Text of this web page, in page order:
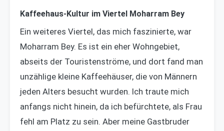
Kaffeehaus-Kultur im Viertel Moharram Bey
Ein weiteres Viertel, das mich faszinierte, war
Moharram Bey. Es ist ein eher Wohngebiet,
abseits der Touristenströme, und dort fand man
unzählige kleine Kaffeehäuser, die von Männern
jeden Alters besucht wurden. Ich traute mich
anfangs nicht hinein, da ich befürchtete, als Frau
fehl am Platz zu sein. Aber meine Gastbruder